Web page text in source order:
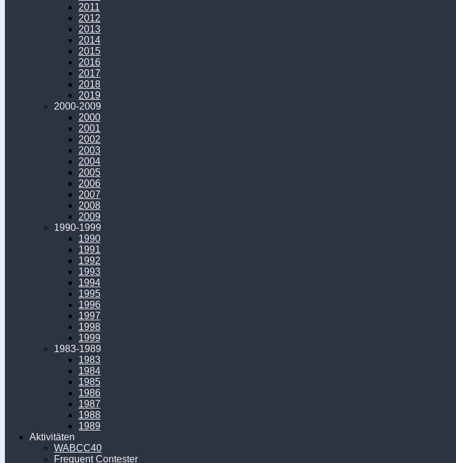
2011
2012
2013
2014
2015
2016
2017
2018
2019
2000-2009
2000
2001
2002
2003
2004
2005
2006
2007
2008
2009
1990-1999
1990
1991
1992
1993
1994
1995
1996
1997
1998
1999
1983-1989
1983
1984
1985
1986
1987
1988
1989
Aktivitäten
WABCC40
Frequent Contester